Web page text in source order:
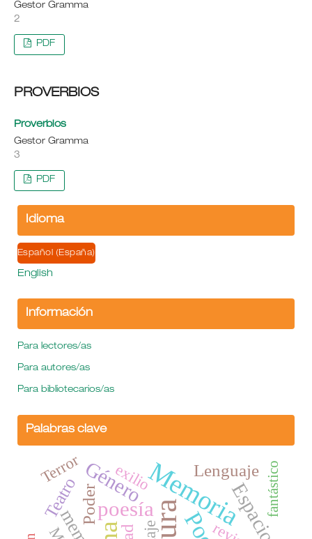
Gestor Gramma
2
PDF
PROVERBIOS
Proverbios
Gestor Gramma
3
PDF
Idioma
Español (España)
English
Información
Para lectores/as
Para autores/as
Para bibliotecarios/as
Palabras clave
Memoria
poesía
Género Espacio
Lenguaje
Poder
Teatro exilio
Terror fantástico